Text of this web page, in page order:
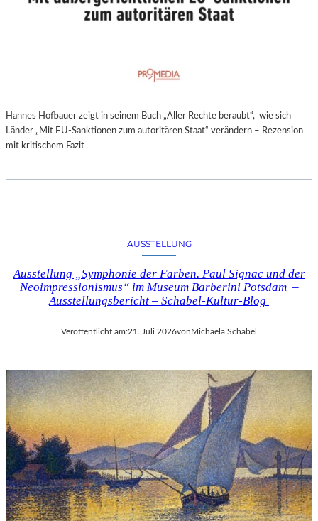
Hannes Hofbauer zeigt in seinem Buch „Aller Rechte beraubt“, wie sich
Länder „Mit EU-Sanktionen zum autoritären Staat“ verändern – Rezension
mit kritischem Fazit
AUSSTELLUNG
Ausstellung „Symphonie der Farben. Paul Signac und der
Neoimpressionismus“ im Museum Barberini Potsdam –
Ausstellungsbericht – Schabel-Kultur-Blog
Veröffentlicht am:21. Juli 2026vonMichaela Schabel